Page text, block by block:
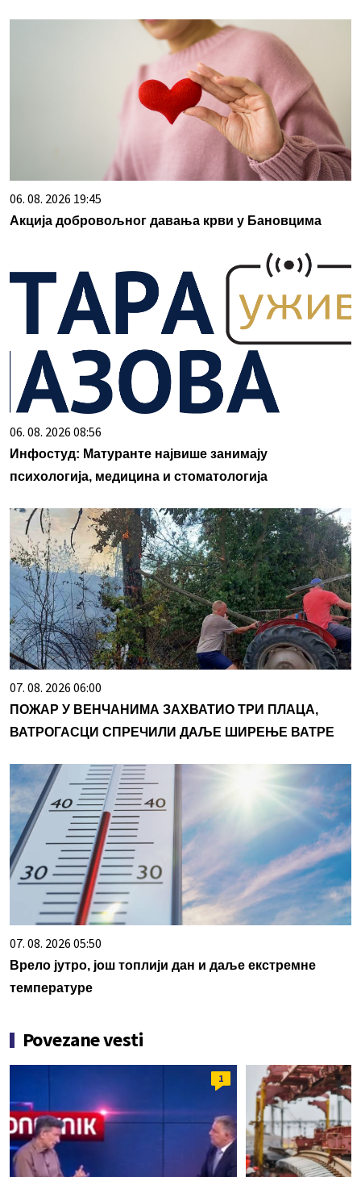
06. 08. 2026 19:45
Акција добровољног давања крви у Бановцима
06. 08. 2026 08:56
Инфостуд: Матуранте највише занимају
психологија, медицина и стоматологија
07. 08. 2026 06:00
ПОЖАР У ВЕНЧАНИМА ЗАХВАТИО ТРИ ПЛАЦА,
ВАТРОГАСЦИ СПРЕЧИЛИ ДАЉЕ ШИРЕЊЕ ВАТРЕ
07. 08. 2026 05:50
Врело јутро, још топлији дан и даље екстремне
температуре
Povezane vesti
1